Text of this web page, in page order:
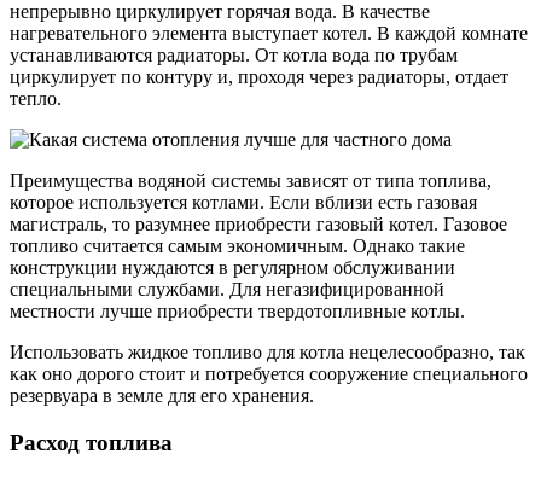
непрерывно циркулирует горячая вода. В качестве
нагревательного элемента выступает котел. В каждой комнате
устанавливаются радиаторы. От котла вода по трубам
циркулирует по контуру и, проходя через радиаторы, отдает
тепло.
Преимущества водяной системы зависят от типа топлива,
которое используется котлами. Если вблизи есть газовая
магистраль, то разумнее приобрести газовый котел. Газовое
топливо считается самым экономичным. Однако такие
конструкции нуждаются в регулярном обслуживании
специальными службами. Для негазифицированной
местности лучше приобрести твердотопливные котлы.
Использовать жидкое топливо для котла нецелесообразно, так
как оно дорого стоит и потребуется сооружение специального
резервуара в земле для его хранения.
Расход топлива